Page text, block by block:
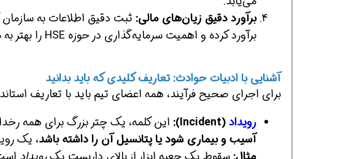
برآورد دقیق زیان‌های مالی: ثبت دقیق اطلاعات به
برآورد کرده و اهمیت سرمایه‌گذاری در حوزه HSE را بهتر به مدیران ارشد نشان دهد.
آشنایی با ادبیات حوادث: تعاریف کلیدی که باید بدانید
برای اجرای صحیح فرآیند، همه اعضای تیم باید با تعاریف
رویداد(Incident): این کلمه، یک چتر بزرگ برای همه
آسیب و بیماری شود یا پتانسیل آن را داشته باشد، یک